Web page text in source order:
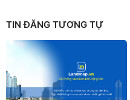
TIN ĐĂNG TƯƠNG TỰ